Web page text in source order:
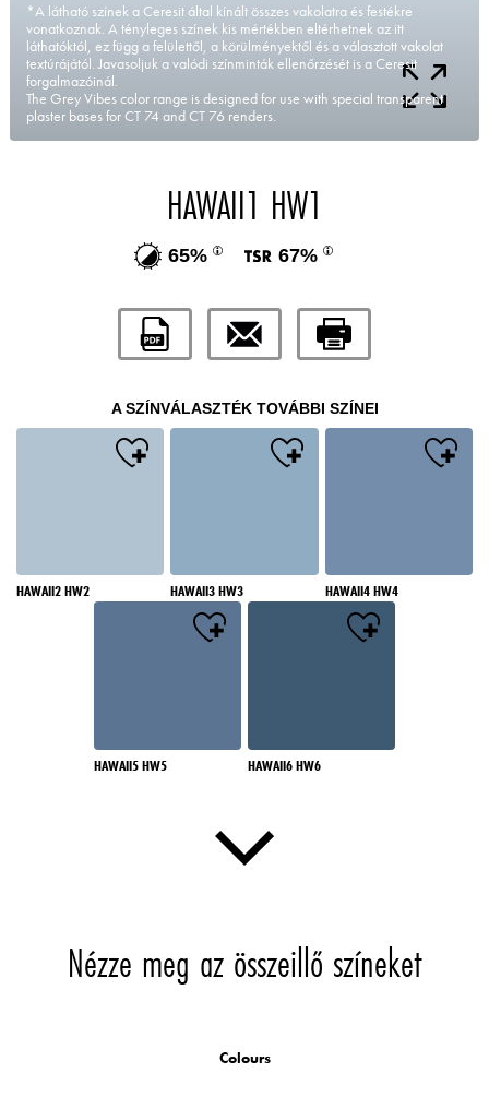
*A látható színek a Ceresit által kínált összes vakolatra és festékre
vonatkoznak. A tényleges színek kis mértékben eltérhetnek az itt
láthatóktól, ez függ a felülettől, a körülményektől és a választott vakolat
textúrájától. Javasoljuk a valódi színminták ellenőrzését is a Ceresit
forgalmazóinál.
The Grey Vibes color range is designed for use with special transparent
plaster bases for CT 74 and CT 76 renders.
HAWAII1 HW1
65% 67%
A SZÍNVÁLASZTÉK TOVÁBBI SZÍNEI
HAWAII2 HW2 HAWAII3 HW3 HAWAII4 HW4
HAWAII5 HW5 HAWAII6 HW6
Nézze meg az összeillő színeket
Colours